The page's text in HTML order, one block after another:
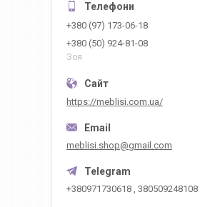
+380 (97) 173-06-18
+380 (50) 924-81-08
Зоя
https://meblisi.com.ua/
meblisi.shop@gmail.com
+380971730618 , 380509248108